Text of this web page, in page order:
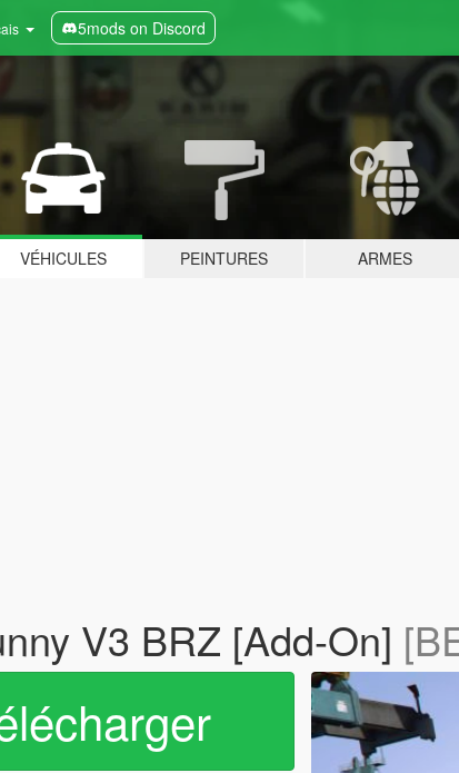
5mods on Discord
VÉHICULES PEINTURES ARMES
V3 BRZ [Add-On]